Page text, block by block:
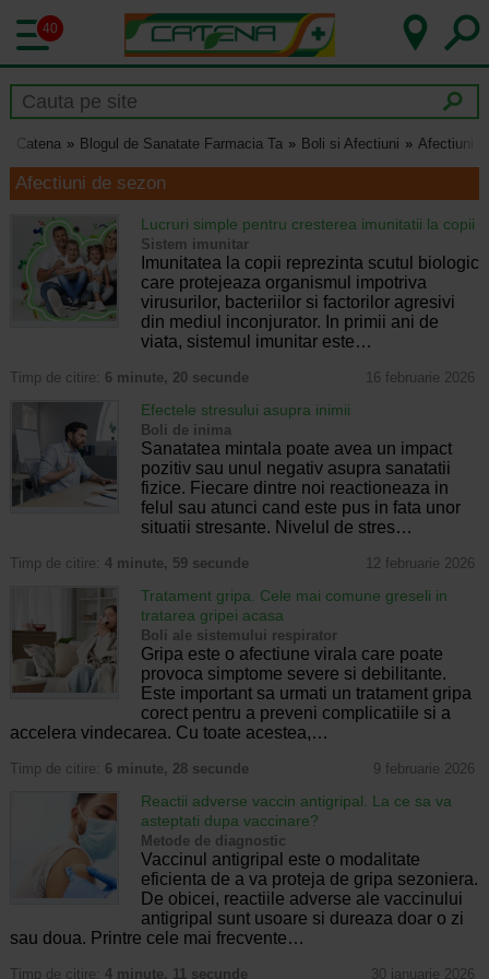
40
Catena Blogul de Sanatate Farmacia Ta Boli si Afectiuni Afectiuni
Afectiuni de sezon
Lucruri simple pentru cresterea imunitatii la copii
Sistem imunitar
Imunitatea la copii reprezinta scutul biologic
care protejeaza organismul impotriva
virusurilor, bacteriilor si factorilor agresivi
din mediul inconjurator. In primii ani de
viata, sistemul imunitar este…
Timp de citire: 6 minute, 20 secunde 16 februarie 2026
Efectele stresului asupra inimii
Boli de inima
Sanatatea mintala poate avea un impact
pozitiv sau unul negativ asupra sanatatii
fizice. Fiecare dintre noi reactioneaza in
felul sau atunci cand este pus in fata unor
situatii stresante. Nivelul de stres…
Timp de citire: 4 minute, 59 secunde 12 februarie 2026
Tratament gripa. Cele mai comune greseli in
tratarea gripei acasa
Boli ale sistemului respirator
Gripa este o afectiune virala care poate
provoca simptome severe si debilitante.
Este important sa urmati un tratament gripa
corect pentru a preveni complicatiile si a
accelera vindecarea. Cu toate acestea,…
Timp de citire: 6 minute, 28 secunde 9 februarie 2026
Reactii adverse vaccin antigripal. La ce sa va
asteptati dupa vaccinare?
Metode de diagnostic
Vaccinul antigripal este o modalitate
eficienta de a va proteja de gripa sezoniera.
De obicei, reactiile adverse ale vaccinului
antigripal sunt usoare si dureaza doar o zi
sau doua. Printre cele mai frecvente…
Timp de citire: 4 minute, 11 secunde 30 ianuarie 2026